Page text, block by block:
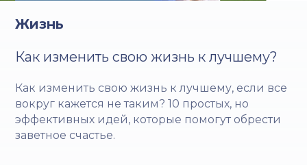
Жизнь
Как изменить свою жизнь к лучшему?
Как изменить свою жизнь к лучшему, если все
вокруг кажется не таким? 10 простых, но
эффективных идей, которые помогут обрести
заветное счастье.